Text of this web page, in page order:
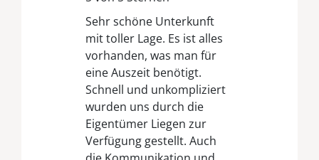
Sehr schöne Unterkunft
mit toller Lage. Es ist alles
vorhanden, was man für
eine Auszeit benötigt.
Schnell und unkompliziert
wurden uns durch die
Eigentümer Liegen zur
Verfügung gestellt. Auch